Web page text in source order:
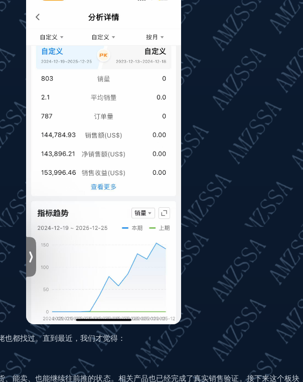
都找过。直到最近，我们才觉得：
、能卖、也能继续往前推的状态。相关产品也已经完成了真实销售验证。接下来这个板块